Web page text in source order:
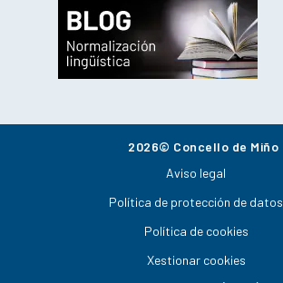
2026© Concello de Miño
Aviso legal
Política de protección de datos
Política de cookies
Xestionar cookies